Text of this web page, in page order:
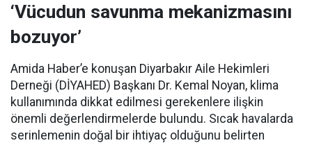
‘Vücudun savunma mekanizmasını
bozuyor’
Amida Haber’e konuşan Diyarbakır Aile Hekimleri
Derneği (DİYAHED) Başkanı Dr. Kemal Noyan, klima
kullanımında dikkat edilmesi gerekenlere ilişkin
önemli değerlendirmelerde bulundu. Sıcak havalarda
serinlemenin doğal bir ihtiyaç olduğunu belirten